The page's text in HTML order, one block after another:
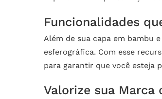
Funcionalidades
Além de sua capa em bambu
esferográfica. Com esse
para garantir que você esteja
Valorize sua Marca